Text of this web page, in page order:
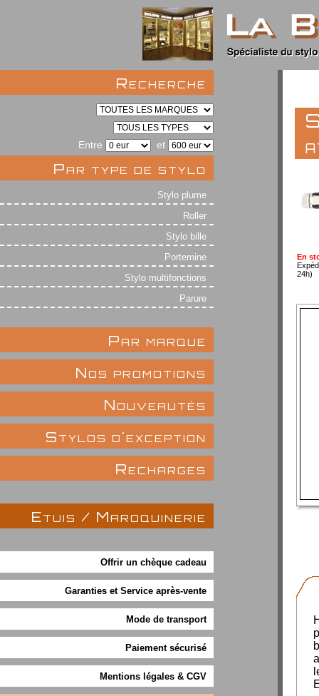
Recherche
Entre et
Par type de stylo
Stylo plume
Roller
Stylo bille
Portemine
Stylo multifonctions
Parure
Par marque
Nos promotions
Nouveautés
Stylos d'exception
Recharges
Etuis / Maroquinerie
Offrir un chèque cadeau
Garanties et Service après-vente
Mode de transport
Paiement sécurisé
Mentions légales & CGV
En
24h)